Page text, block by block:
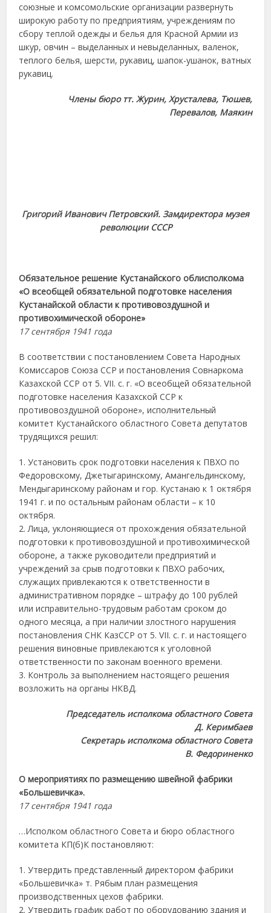
союзные и комсомольские организации развернуть
широкую работу по предприятиям, учреждениям по
сбору теплой одежды и белья для Красной Армии из
шкур, овчин – выделанных и невыделанных, валенок,
теплого белья, шерсти, рукавиц, шапок-ушанок, ватных
рукавиц.
Члены бюро тт. Журин, Хрусталева, Тюшев,
Перевалов, Маякин
Григорий Иванович Петровский. Замдиректора музея
революции СССР
Обязательное решение Кустанайского облисполкома
«О всеобщей обязательной подготовке населения
Кустанайской области к противовоздушной и
противохимической обороне»
17 сентября 1941 года
В соответствии с постановлением Совета Народных
Комиссаров Союза ССР и постановления Совнаркома
Казахской ССР от 5. VII. с. г. «О всеобщей обязательной
подготовке населения Казахской ССР к
противовоздушной обороне», исполнительный
комитет Кустанайского областного Совета депутатов
трудящихся решил:
1. Установить срок подготовки населения к ПВХО по
Федоровскому, Джетыгаринскому, Амангельдинскому,
Мендыгаринскому районам и гор. Кустанаю к 1 октября
1941 г. и по остальным районам области – к 10
октября.
2. Лица, уклоняющиеся от прохождения обязательной
подготовки к противовоздушной и противохимической
обороне, а также руководители предприятий и
учреждений за срыв подготовки к ПВХО рабочих,
служащих привлекаются к ответственности в
административном порядке – штрафу до 100 рублей
или исправительно-трудовым работам сроком до
одного месяца, а при наличии злостного нарушения
постановления СНК КазССР от 5. VII. с. г. и настоящего
решения виновные привлекаются к уголовной
ответственности по законам военного времени.
3. Контроль за выполнением настоящего решения
возложить на органы НКВД.
Председатель исполкома областного Совета
Д. Керимбаев
Секретарь исполкома областного Совета
В. Федориненко
О мероприятиях по размещению швейной фабрики
«Большевичка».
17 сентября 1941 года
…Исполком областного Совета и бюро областного
комитета КП(б)К постановляют:
1. Утвердить представленный директором фабрики
«Большевичка» т. Рябым план размещения
производственных цехов фабрики.
2. Утвердить график работ по оборудованию здания и